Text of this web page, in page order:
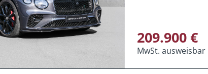
209.900 €
MwSt. ausweisbar